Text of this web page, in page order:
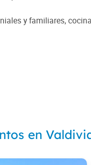
y familiares,
en